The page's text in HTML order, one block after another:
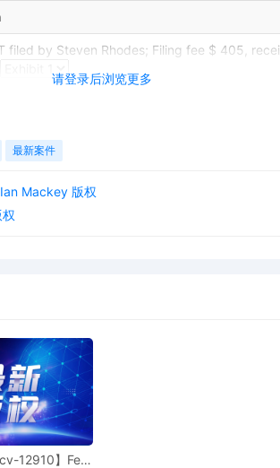
请登录后浏览更多
filed by Steven Rhodes; Filing fee $ 405,
最新案件
Mackey 版权
12910】Fear